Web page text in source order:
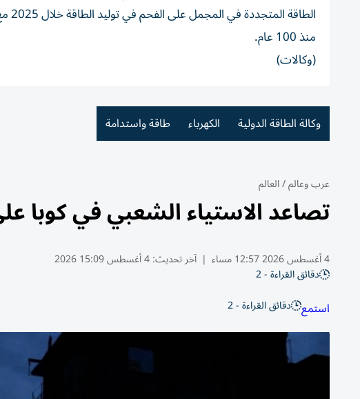
منذ 100 عام.
(وكالات)
وكالة الطاقة الدولية الكهرباء طاقة واستدامة
عرب وعالم/العالم
تصاعد الاستياء الشعبي في كوبا
4 أغسطس 2026 12:57 مساء | آخر تحديث:4 أغسطس 15:09 2026
دقائق القراءة - 2
استمع دقائق القراءة - 2